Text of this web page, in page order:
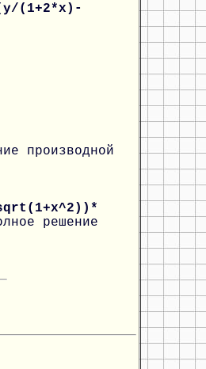
(1+2*x)-
производной
решение